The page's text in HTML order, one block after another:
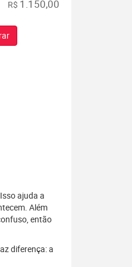
R$ 1.150,00
ajuda a
Além
então
diferença: a